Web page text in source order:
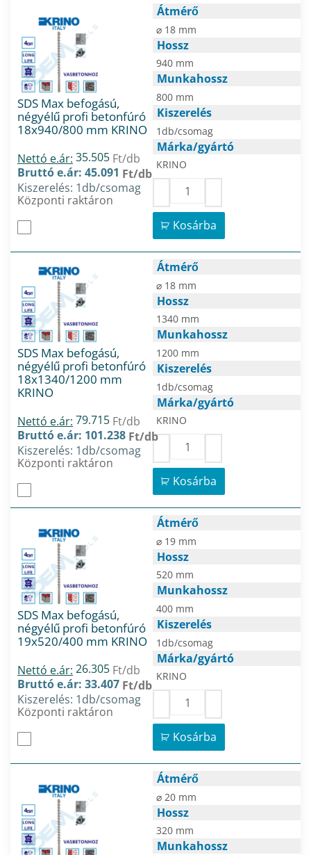
SDS Max befogású,
négyélű profi betonfúró
18x940/800 mm KRINO
Nettó e.ár: 35.505 Ft/db
Bruttó e.ár: 45.091 Ft/db
Kiszerelés: 1db/csomag
Központi raktáron
Átmérő
⌀ 18 mm
Hossz
940 mm
Munkahossz
800 mm
Kiszerelés
1db/csomag
Márka/gyártó
KRINO
Kosárba
SDS Max befogású,
négyélű profi betonfúró
18x1340/1200 mm
KRINO
Nettó e.ár: 79.715 Ft/db
Bruttó e.ár: 101.238 Ft/db
Kiszerelés: 1db/csomag
Központi raktáron
Átmérő
⌀ 18 mm
Hossz
1340 mm
Munkahossz
1200 mm
Kiszerelés
1db/csomag
Márka/gyártó
KRINO
Kosárba
SDS Max befogású,
négyélű profi betonfúró
19x520/400 mm KRINO
Nettó e.ár: 26.305 Ft/db
Bruttó e.ár: 33.407 Ft/db
Kiszerelés: 1db/csomag
Központi raktáron
Átmérő
⌀ 19 mm
Hossz
520 mm
Munkahossz
400 mm
Kiszerelés
1db/csomag
Márka/gyártó
KRINO
Kosárba
Átmérő
⌀ 20 mm
Hossz
320 mm
Munkahossz